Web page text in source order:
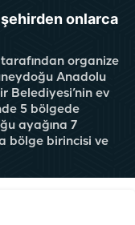
şehirden onlarca
organize
Anadolu
Belediyesi’nin ev
5 bölgede
ayağına 7
bölge birincisi ve